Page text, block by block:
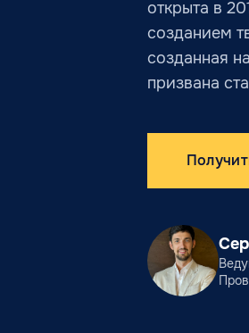
открыта в
созданием
созданная
призвана